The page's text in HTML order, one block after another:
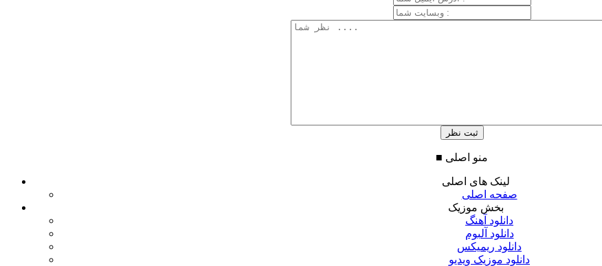
■ منو اصلی
لینک های اصلی
صفحه اصلی
بخش موزیک
دانلود آهنگ
دانلود آلبوم
دانلود ریمیکس
دانلود موزیک ویدیو